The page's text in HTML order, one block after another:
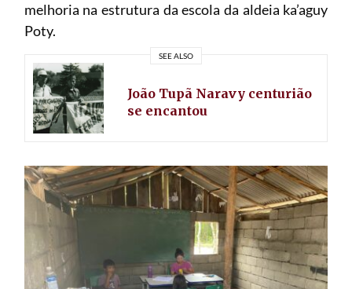
melhoria na estrutura da escola da aldeia ka’aguy
Poty.
SEE ALSO
João Tupã Naravy centurião
se encantou